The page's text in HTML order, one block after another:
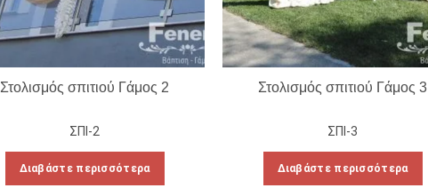
Στολισμός σπιτιού Γάμος 2
ΣΠΙ-2
Διαβάστε περισσότερα
Στολισμός σπιτιού Γάμος 3
ΣΠΙ-3
Διαβάστε περισσότερα